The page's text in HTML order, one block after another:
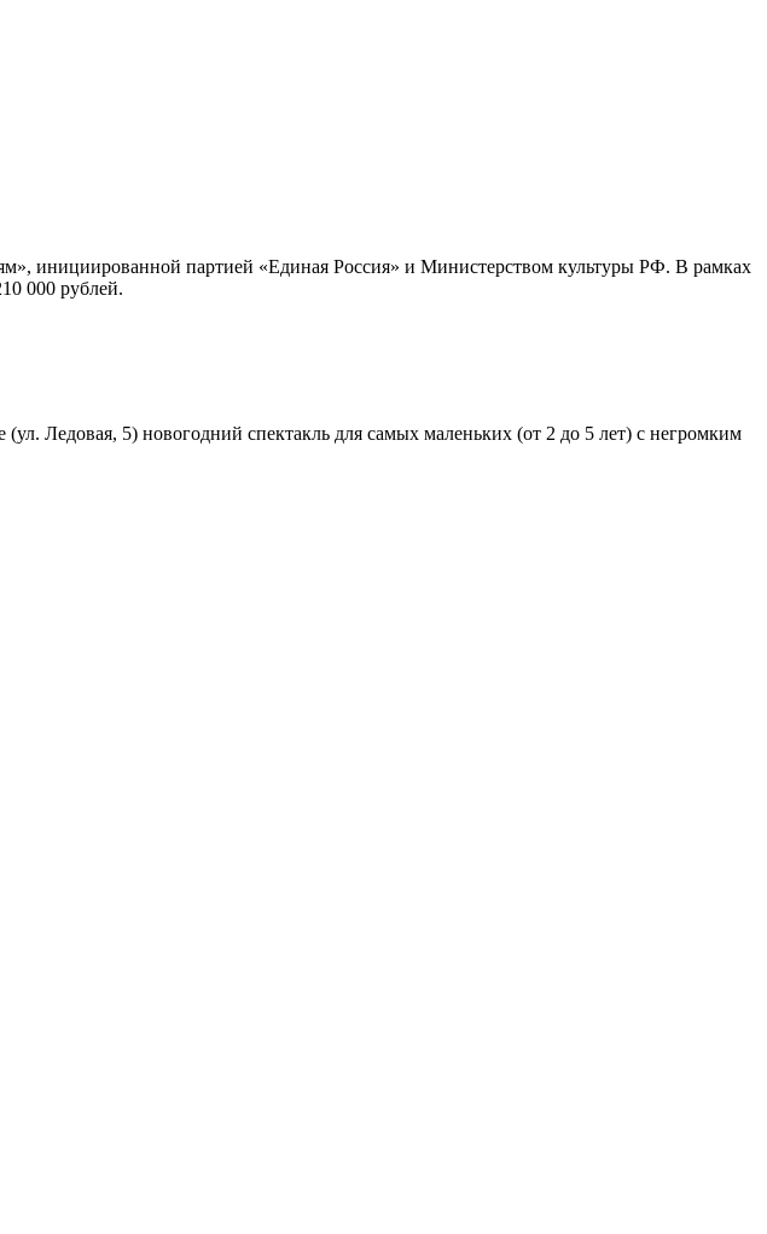
инициированной партией «Единая Россия» и Министерством культуры РФ. В рамках
000 рублей.
Ледовая, 5) новогодний спектакль для самых маленьких (от 2 до 5 лет) с негромким